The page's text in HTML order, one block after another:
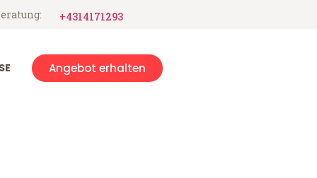
+4314171293
Angebot erhalten